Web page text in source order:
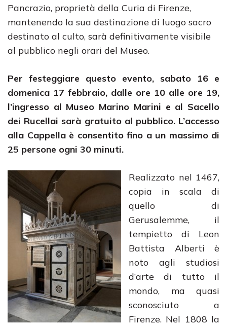
Pancrazio, proprietà della Curia di Firenze,
mantenendo la sua destinazione di luogo sacro
destinato al culto, sarà definitivamente visibile
al pubblico negli orari del Museo.
Per festeggiare questo evento, sabato 16 e
domenica 17 febbraio, dalle ore 10 alle ore 19,
l’ingresso al Museo Marino Marini e al Sacello
dei Rucellai sarà gratuito al pubblico. L’accesso
alla Cappella è consentito fino a un massimo di
25 persone ogni 30 minuti.
Realizzato nel 1467,
copia in scala di
quello di
Gerusalemme, il
tempietto di Leon
Battista Alberti è
noto agli studiosi
d’arte di tutto il
mondo, ma quasi
sconosciuto a
Firenze. Nel 1808 la